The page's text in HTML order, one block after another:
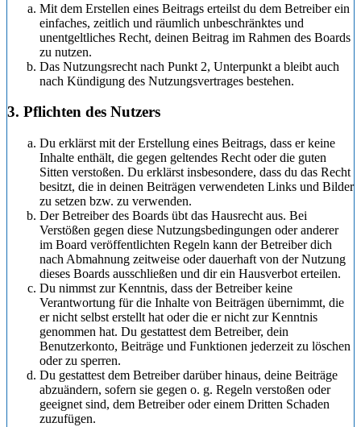
Mit dem Erstellen eines Beitrags erteilst du dem Betreiber ein
einfaches, zeitlich und räumlich unbeschränktes und
unentgeltliches Recht, deinen Beitrag im Rahmen des Boards
zu nutzen.
Das Nutzungsrecht nach Punkt 2, Unterpunkt a bleibt auch
nach Kündigung des Nutzungsvertrages bestehen.
3. Pflichten des Nutzers
Du erklärst mit der Erstellung eines Beitrags, dass er keine
Inhalte enthält, die gegen geltendes Recht oder die guten
Sitten verstoßen. Du erklärst insbesondere, dass du das Recht
besitzt, die in deinen Beiträgen verwendeten Links und Bilder
zu setzen bzw. zu verwenden.
Der Betreiber des Boards übt das Hausrecht aus. Bei
Verstößen gegen diese Nutzungsbedingungen oder anderer
im Board veröffentlichten Regeln kann der Betreiber dich
nach Abmahnung zeitweise oder dauerhaft von der Nutzung
dieses Boards ausschließen und dir ein Hausverbot erteilen.
Du nimmst zur Kenntnis, dass der Betreiber keine
Verantwortung für die Inhalte von Beiträgen übernimmt, die
er nicht selbst erstellt hat oder die er nicht zur Kenntnis
genommen hat. Du gestattest dem Betreiber, dein
Benutzerkonto, Beiträge und Funktionen jederzeit zu löschen
oder zu sperren.
Du gestattest dem Betreiber darüber hinaus, deine Beiträge
abzuändern, sofern sie gegen o. g. Regeln verstoßen oder
geeignet sind, dem Betreiber oder einem Dritten Schaden
zuzufügen.